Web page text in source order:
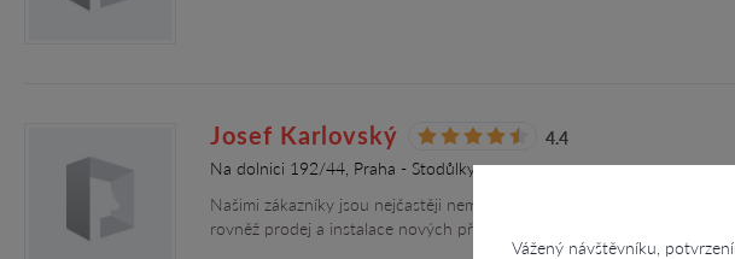
Vážený návštěvníku,
Josef Karlovský
4.4
Na dolnici 192/44, Praha - Stodůlky
Našimi zákazníky jsou nejčastěji nemocniční zařízení či soukromé
rovněž prodej a instalace nových přístrojů, včetně odborného zaškolení